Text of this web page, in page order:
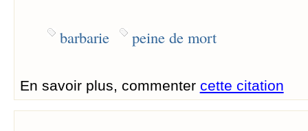
barbarie peine de mort
En savoir plus, commenter cette citation